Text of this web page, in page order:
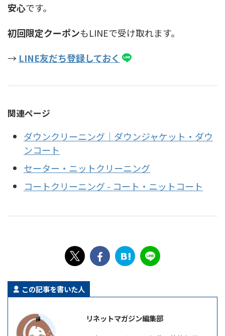
安心です。
初回限定クーポンもLINEで受け取れます。
→ LINE友だち登録しておく
関連ページ
ダウンクリーニング｜ダウンジャケット・ダウ
ンコート
セーター・ニットクリーニング
コートクリーニング - コート・ニットコート
この記事を書いた人
リネットマガジン編集部